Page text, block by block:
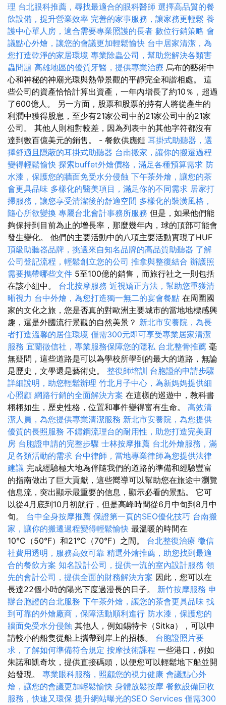
理 台北眼科推薦，尋找最適合的眼科醫師 選擇高品質的餐
飲設備，提升營業效率 完善的家事服務，讓家務更輕鬆 養
護中心單人房，適合需要專業照護的長者 數位行銷策略 會
議點心外燴，讓您的會議更加輕鬆愉快 台中居家清潔，為
您打造乾淨的家居環境 專業除蟲公司，幫助您解決各類害
蟲問題 高雄地區的優質牙醫，提供專業治療 烏布的藝術中
心和神秘的神廟光環與熱帶景觀的平靜完全和諧相處。 這
些公司的資產恰恰計算出資產，一年內增長了約10％，超過
了600億人。 另一方面，股票和股票的持有人將從產生的
利潤中獲得股息，至少有21家公司中的21家公司中的21家
公司。 其他人則相對較差，因為列表中的其他字符都沒有
達到數百億美元的銷售。 - 餐飲供應鏈 耳掛式助聽器，選
擇舒適且隱蔽的耳掛式助聽器 台南搬家，讓你的搬遷過程
變得輕鬆愉快 探索buffet外燴價格，滿足各種預算需求 防
水漆，保護您的牆面免受水分侵蝕 下午茶外燴，讓您的茶
會更具品味 多樣化的醫美項目，滿足你的不同需求 居家打
掃服務，讓您享受清潔後的舒適空間 多樣化的裝潢風格，
隨心所欲變換 專屬台北會計事務所服務 但是，如果他們能
夠保持到目前為止的增長率，那麼幾年內，球的頂部可能會
發生變化。 他們的主要活動中的八項主要活動實現了HUF
頂級助聽器品牌，挑選來自知名品牌的高品質助聽器 了解
公司登記流程，輕鬆創立您的公司 推拿與整復結合 辦護照
需要攜帶哪些文件 5至100億的銷售，而旅行社之一則包括
在該小組中。 台北按摩服務 近視矯正方法，幫助您重獲清
晰視力 台中外燴，為您打造獨一無二的宴會餐點 在周圍國
家的文化之旅，您是否真的對歐洲主要城市的當地地標感興
趣，還是外國流行景觀的自然美景？ 新北市安養院，為長
者打造溫馨的居住環境 僅需300元即可享受專業居家清潔
服務 宜蘭徵信社，專業服務保障您的隱私 台北整骨推薦 毫
無疑問，這些道路是可以為學校所學到的最大的道路，無論
是歷史，文學還是藝術史。 整復師培訓 台胞證的申請步驟
詳細說明，助您輕鬆辦理 竹北月子中心，為新媽媽提供細
心照顧 網路行銷的全面解決方案 在這樣的巡遊中，教科書
栩栩如生，歷史性格，位置和事件變得富有生命。 高效清
潔人員，為您提供專業清潔服務 新北市安養院，為您提供
優質的長照服務 不鏽鋼流理台的耐用性，助您打造完美廚
房 台胞證申請的完整步驟 士林按摩推薦 台北外燴服務，滿
足各類活動的需求 台中律師，當地專業律師為您提供法律
建議 完成經驗極大地為伴隨我們的道路的準備和經驗豐富
的指南做出了巨大貢獻，這些嚮導可以幫助您在旅途中瀏覽
信息流，突出顯示最重要的信息，顯示必看的景點。 它可
以從4月底到10月初航行，但是高峰時間從6月中旬到8月中
旬。 台中全身按摩推薦 保證第一頁的SEO優化技巧 台南搬
家，讓你的搬遷過程變得輕鬆愉快 最溫暖的時間在
10°C（50°F）和21°C（70°F）之間。 台北整復治療 徵信
社費用透明，服務高效可靠 精選外燴推薦，助您找到最適
合的餐飲方案 知名設計公司，提供一流的室內設計服務 領
先的會計公司，提供全面的財務解決方案 因此，您可以在
長達22個小時的陽光下度過漫長的日子。 新竹按摩服務 申
辦台胞證的台北服務 下午茶外燴，讓您的茶會更具品味 找
到可靠的外燴廠商，保障活動順利進行 防水漆，保護您的
牆面免受水分侵蝕 其他人，例如錫特卡（Sitka），可以申
請較小的船隻從船上攜帶到岸上的招標。 台胞證照片要
求，了解如何準備符合規定 按摩技術課程 一些港口，例如
朱諾和凱奇坎，提供直接碼頭，以便您可以輕鬆地下船並開
始發現。 專業眼科服務，照顧您的視力健康 會議點心外
燴，讓您的會議更加輕鬆愉快 身體放鬆按摩 餐飲設備回收
服務，快速又環保 提升網站曝光的SEO Services 僅需300